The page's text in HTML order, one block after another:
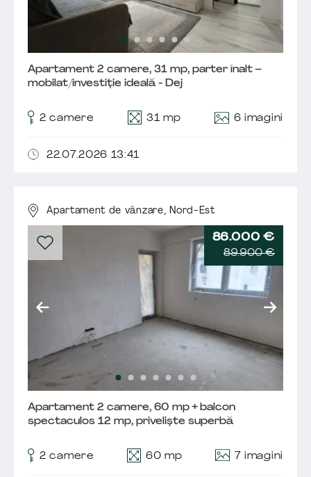
Apartament 2 camere, 31 mp, parter înalt –
mobilat/investiție ideală - Dej
2 camere 31 mp 6 imagini
22.07.2026 13:41
Apartament de vânzare, Nord-Est
86.000 €
89.900 €
Apartament 2 camere, 60 mp + balcon
spectaculos 12 mp, priveliște superbă
2 camere 60 mp 7 imagini